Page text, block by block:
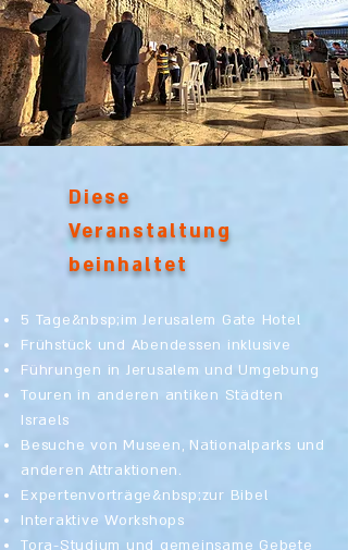
Diese
Veranstaltung
beinhaltet
5 Tage&nbsp;im Jerusalem Gate Hotel
Frühstück und Abendessen inklusive
Führungen in Jerusalem und Umgebung
Touren in anderen antiken Städten
Israels
Besuche von Museen, Nationalparks und
anderen Attraktionen.
Expertenvorträge&nbsp;zur Bibel
Interaktive Workshops
Tora-Studium und gemeinsame Gebete